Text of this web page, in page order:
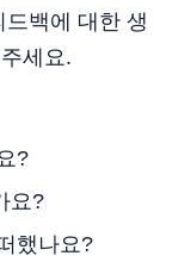
백에 대한 생
세요.
?
요?
했나요?